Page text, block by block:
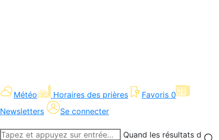
Météo Horaires des prières Favoris 0
Newsletters
Se connecter
Recherche
Quand les résultats de